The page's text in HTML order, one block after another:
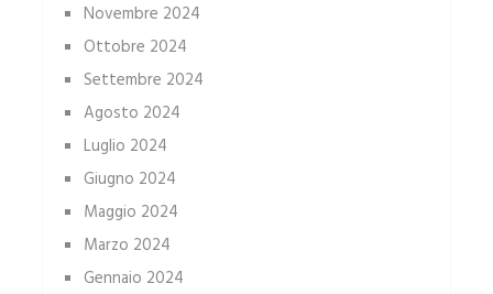
Novembre 2024
Ottobre 2024
Settembre 2024
Agosto 2024
Luglio 2024
Giugno 2024
Maggio 2024
Marzo 2024
Gennaio 2024